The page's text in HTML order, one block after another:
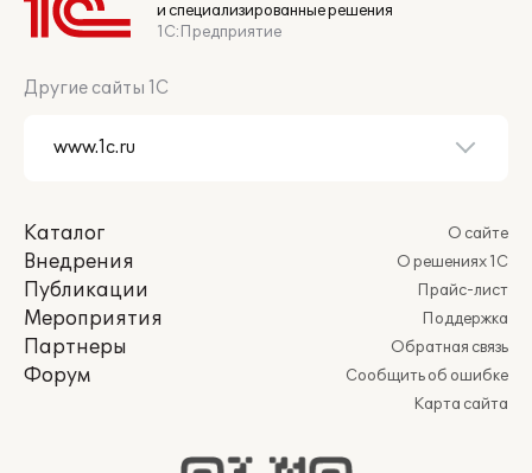
и специализированные решения
1С:Предприятие
Другие сайты 1С
Каталог
Внедрения
Публикации
Мероприятия
Партнеры
Форум
О сайте
О решениях 1С
Прайс-лист
Поддержка
Обратная связь
Сообщить об ошибке
Карта сайта